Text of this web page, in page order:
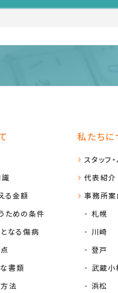
る金額
ための条件
なる傷病
書類
法
私たちに
スタッフ
代表紹介
事務所案
札幌
川崎
登戸
武蔵小
浜松